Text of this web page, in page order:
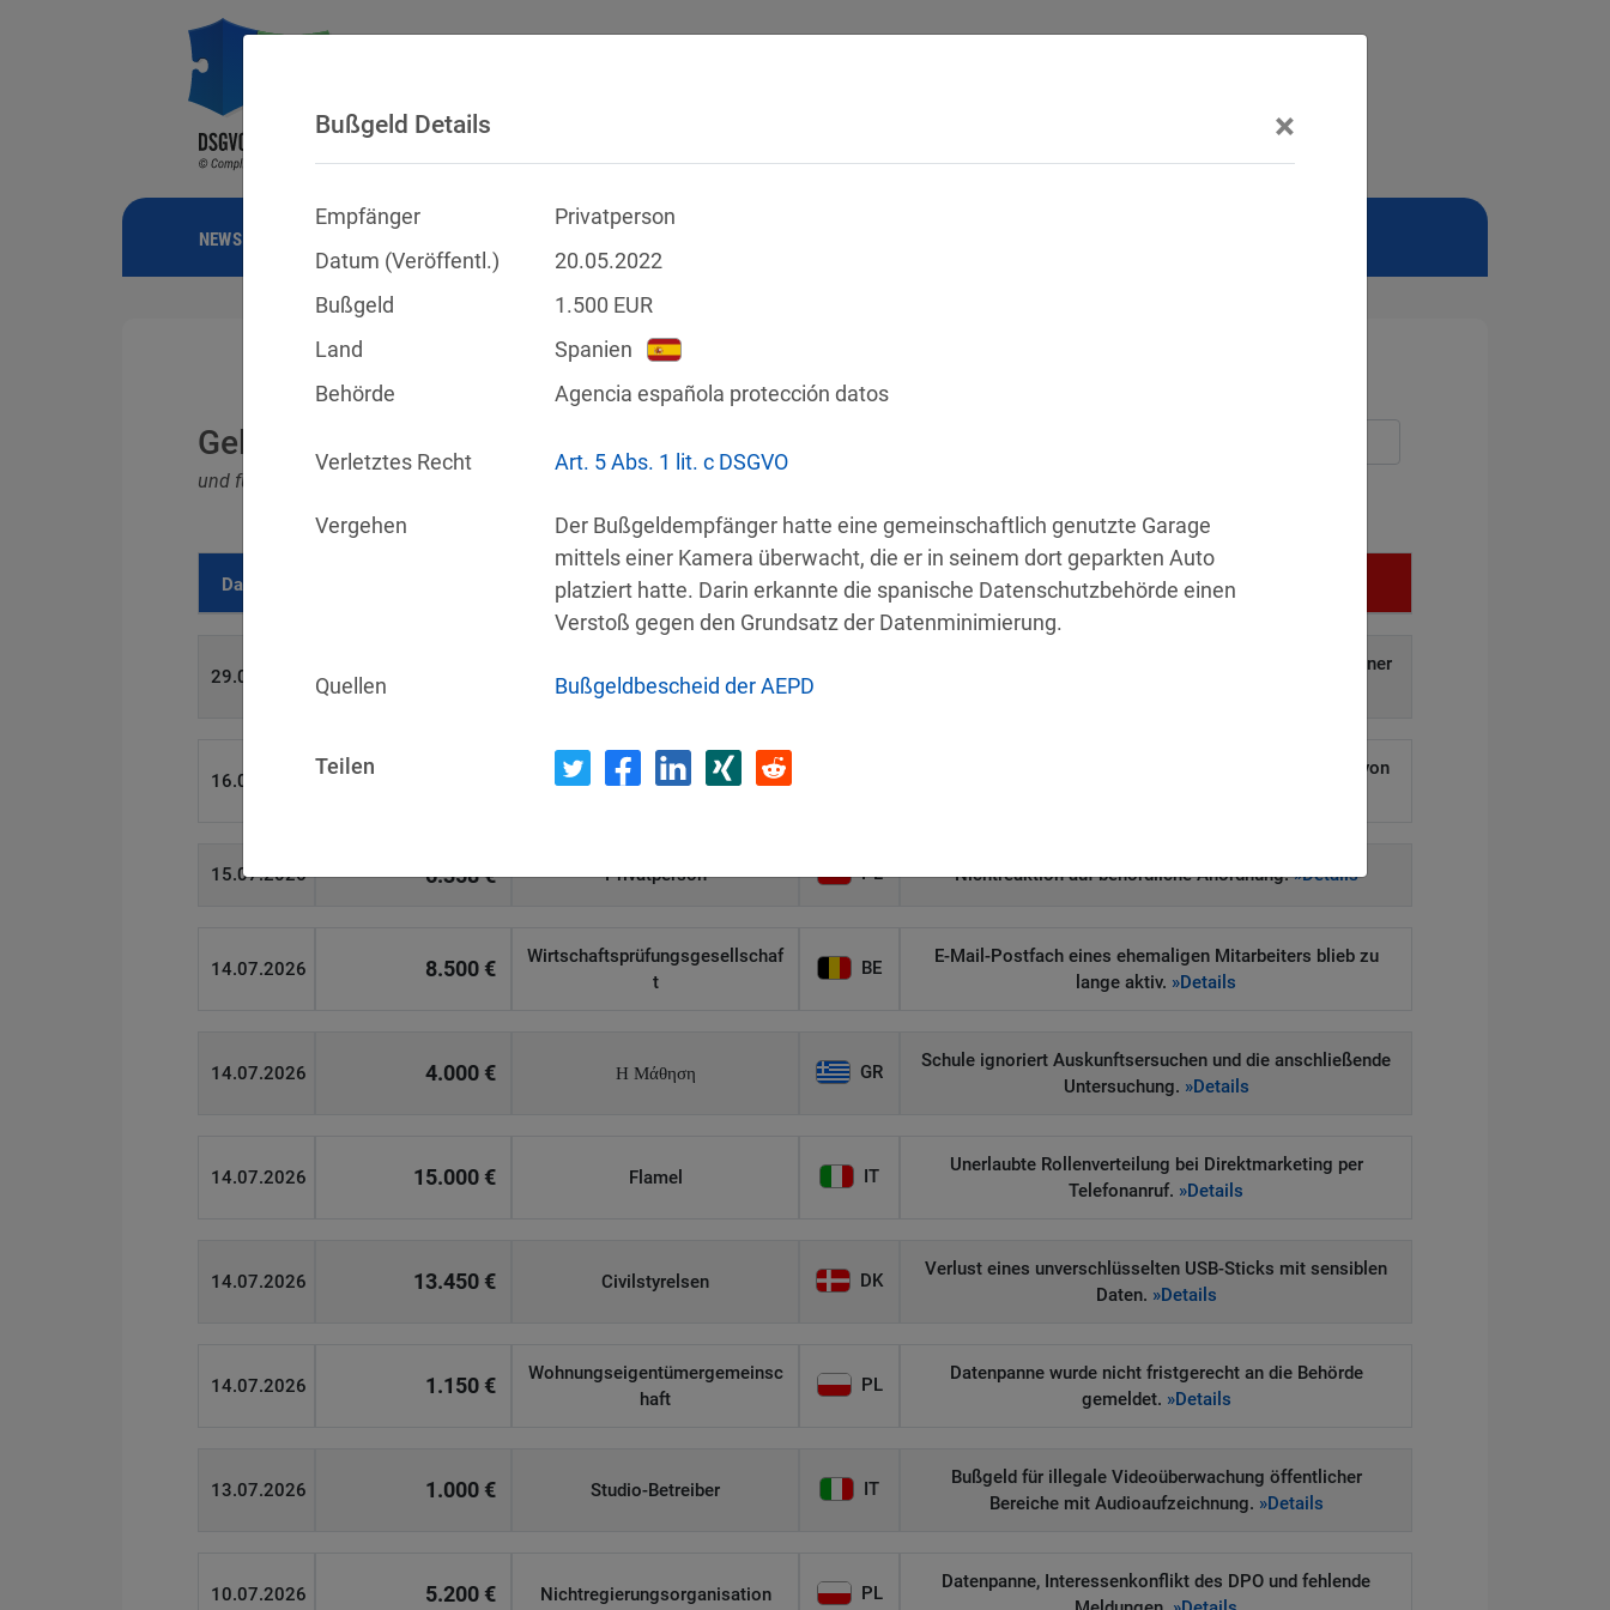
NEWS
Geldbußen für DSGVO-Verstöße
und für Verletzungen anderer Datenschutzgesetze
Datum Empfänger Land Vergehen
29.07.2026 Privatperson
Unbefugter Zugriff auf und Weitergabe personenbezogener
16.07.2026 Wind Tre
Sicherheitslücken ermöglichen Hackern den Diebstahl von
15.07.2026 6.358 € Privatperson PL Nichtreaktion auf behördliche Anordnung.»Details
14.07.2026 8.500 €
Wirtschaftsprüfungsgesellschaf
t
BE
E-Mail-Postfach eines ehemaligen Mitarbeiters blieb zu
lange aktiv. »Details
14.07.2026 4.000 € Η Μάθηση GR
Schule ignoriert Auskunftsersuchen und die anschließende
Untersuchung. »Details
14.07.2026 15.000 € Flamel IT
Unerlaubte Rollenverteilung bei Direktmarketing per
Telefonanruf. »Details
14.07.2026 13.450 € Civilstyrelsen DK
Verlust eines unverschlüsselten USB-Sticks mit sensiblen
Daten. »Details
14.07.2026 1.150 €
Wohnungseigentümergemeinsc
haft
PL
Datenpanne wurde nicht fristgerecht an die Behörde
gemeldet. »Details
13.07.2026 1.000 € Studio-Betreiber IT
Bußgeld für illegale Videoüberwachung öffentlicher
Bereiche mit Audioaufzeichnung. »Details
10.07.2026 5.200 € Nichtregierungsorganisation PL
Datenpanne, Interessenkonflikt des DPO und fehlende
Bußgeld Details ×
Empfänger
Privatperson
Datum (Veröffentl.)
20.05.2022
Bußgeld
1.500 EUR
Land
Spanien
Behörde
Agencia española protección datos
Verletztes Recht Art. 5 Abs. 1 lit. c DSGVO
Vergehen
Der Bußgeldempfänger hatte eine gemeinschaftlich genutzte Garage
mittels einer Kamera überwacht, die er in seinem dort geparkten Auto
platziert hatte. Darin erkannte die spanische Datenschutzbehörde einen
Verstoß gegen den Grundsatz der Datenminimierung.
Quellen Bußgeldbescheid der AEPD
Teilen